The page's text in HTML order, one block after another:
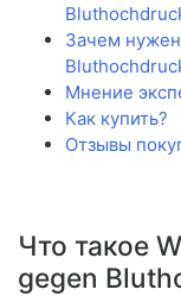
Зачем
Мнение
Как купить?
Отзывы
Что такое
gegen